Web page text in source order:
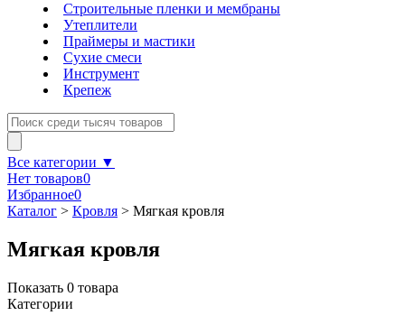
Строительные пленки и мембраны
Утеплители
Праймеры и мастики
Сухие смеси
Инструмент
Крепеж
Все категории ▼
Нет товаров0
Избранное0
Каталог > Кровля > Мягкая кровля
Мягкая кровля
Показать 0 товара
Категории